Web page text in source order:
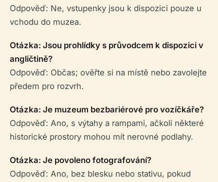
Odpověď: Ne, vstupenky jsou k dispozici pouze u
vchodu do muzea.
Otázka: Jsou prohlídky s průvodcem k dispozici v
angličtině?
Odpověď: Občas; ověřte si na místě nebo zavolejte
předem pro rozvrh.
Otázka: Je muzeum bezbariérové pro vozíčkáře?
Odpověď: Ano, s výtahy a rampami, ačkoli některé
historické prostory mohou mít nerovné podlahy.
Otázka: Je povoleno fotografování?
Odpověď: Ano, bez blesku nebo stativu, pokud